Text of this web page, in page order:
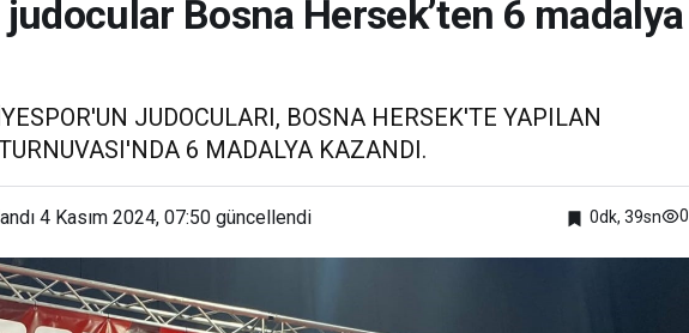
Bosna Hersek’ten 6 madalya
JUDOCULARI, BOSNA HERSEK'TE YAPILAN
6 MADALYA KAZANDI.
4 Kasım 2024, 07:50 güncellendi 0dk, 39sn 0